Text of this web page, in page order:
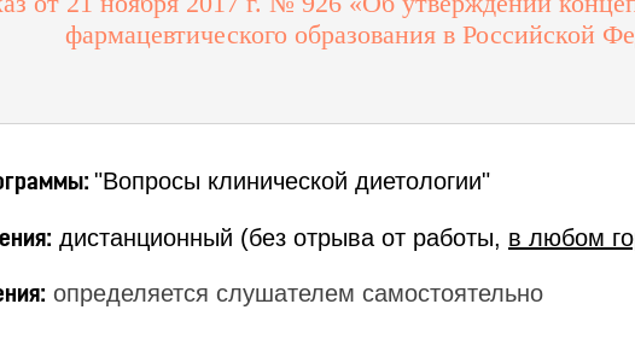
фармацевтического образования в Российской
"Вопросы клинической диетологии"
дистанционный (без отрыва от работы, в любом
определяется слушателем самостоятельно